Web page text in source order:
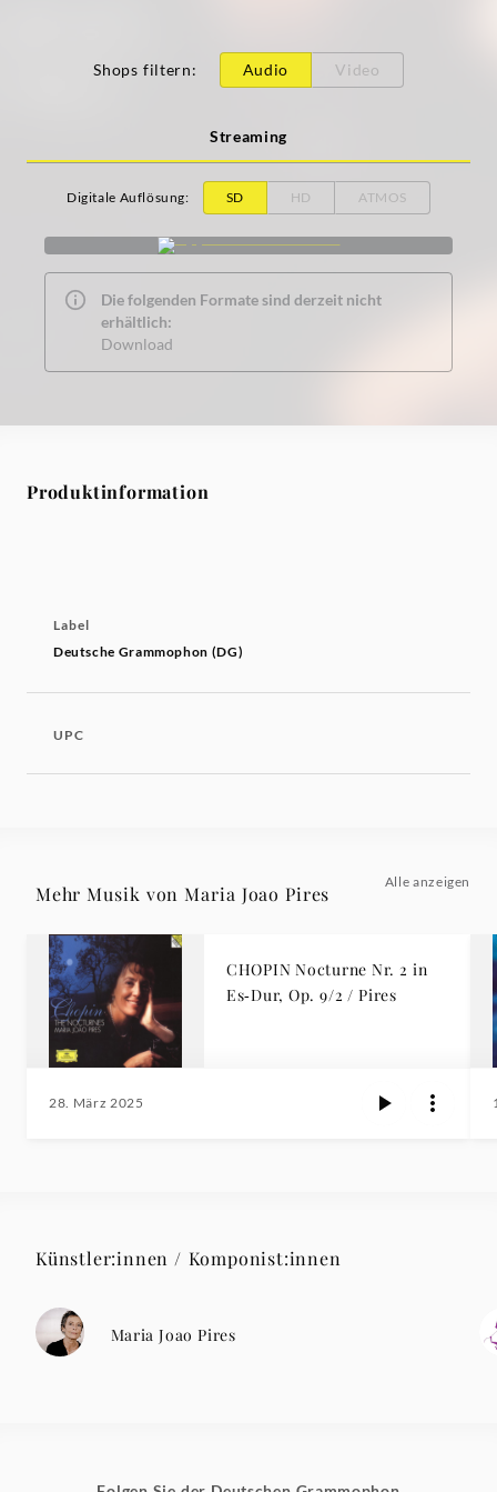
Shops filtern: Audio Video
Streaming
Digitale Auflösung: SD HD ATMOS
Die folgenden Formate sind derzeit nicht
erhältlich:
Download
Produktinformation
Label
Deutsche Grammophon (DG)
UPC
Mehr Musik von Maria Joao Pires
Alle anzeigen
CHOPIN Nocturne Nr. 2 in
Es‑Dur, Op. 9/2 / Pires
28. März 2025
Künstler:innen / Komponist:innen
Maria Joao Pires